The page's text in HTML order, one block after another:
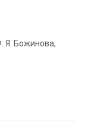
Я. Божинова,